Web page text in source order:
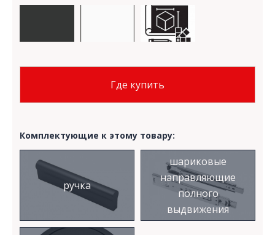
Комплектующие к этому товару:
ручка
шариковые
направляющие
полного
выдвижения
Где купить